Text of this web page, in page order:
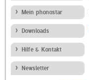
Mein phonostar
Downloads
Hilfe & Kontakt
Newsletter